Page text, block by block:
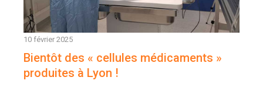
10 février 2025
Bientôt des « cellules médicaments »
produites à Lyon !